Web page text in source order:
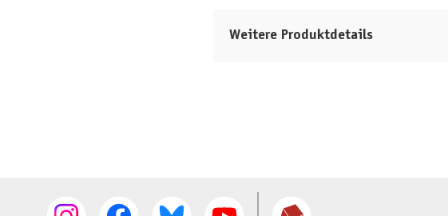
Weitere Produktdetails